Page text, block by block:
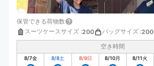
保管できる荷物数
スーツケースサイズ :200 バッグサイズ :200
空き時間
8/7金 8/8土 8/9日 8/10月 8/11火